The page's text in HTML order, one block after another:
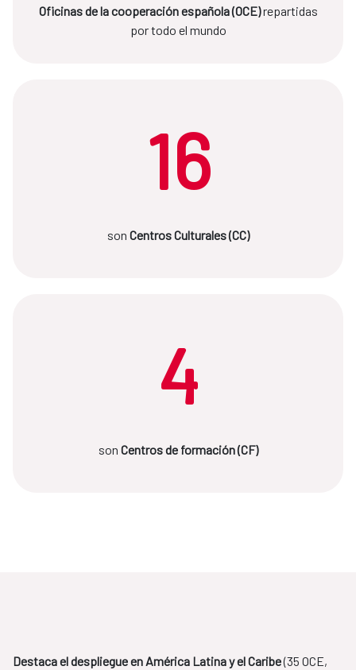
Oficinas de la cooperación española (OCE)repartidas
por todo el mundo
16
son Centros Culturales (CC)
4
son Centros de formación (CF)
Destaca el despliegue en América Latina y el Caribe(35 OCE,